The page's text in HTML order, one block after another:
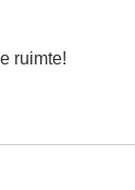
ruimte!